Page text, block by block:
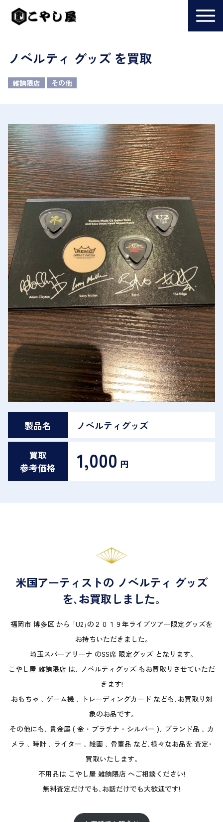
ノベルティ グッズ を買取
雑餉隈店 その他
製品名 ノベルティグッズ
買取
参考価格
1,000 円
米国アーティストの ノベルティ グッズ
を､お買取しました｡
福岡市 博多区 から ｢U2｣の２０１９年ライブツアー限定グッズを
お持ちいただきました｡
埼玉スパーアリーナ のSS席 限定グッズ となります｡
こやし屋 雑餉隈店 は､ ノベルティグッズ もお買取りさせていただ
きます!
おもちゃ ､ ゲーム機 ､ トレーディングカード なども､お買取り対
象のお品です｡
その他にも､ 貴金属 ( 金 ･ プラチナ ･ シルバー )､ ブランド品 ､ カ
メラ ､ 時計 ､ ライター ､ 絵画 ､ 骨董品 など､様々なお品を 査定･
買取いたします｡
不用品は こやし屋 雑餉隈店 へご相談ください!
無料査定だけでも､お話だけでも大歓迎です!